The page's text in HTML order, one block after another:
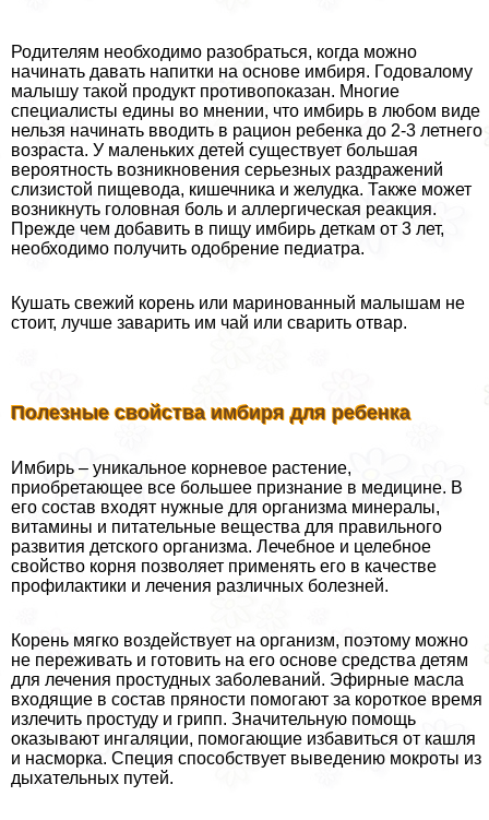
Родителям необходимо разобраться, когда можно
начинать давать напитки на основе имбиря. Годовалому
малышу такой продукт противопоказан. Многие
специалисты едины во мнении, что имбирь в любом виде
нельзя начинать вводить в рацион ребенка до 2-3 летнего
возраста. У маленьких детей существует большая
вероятность возникновения серьезных раздражений
слизистой пищевода, кишечника и желудка. Также может
возникнуть головная боль и аллергическая реакция.
Прежде чем добавить в пищу имбирь деткам от 3 лет,
необходимо получить одобрение педиатра.
Кушать свежий корень или маринованный малышам не
стоит, лучше заварить им чай или сварить отвар.
Полезные свойства имбиря для ребенка
Имбирь – уникальное корневое растение,
приобретающее все большее признание в медицине. В
его состав входят нужные для организма минералы,
витамины и питательные вещества для правильного
развития детского организма. Лечебное и целебное
свойство корня позволяет применять его в качестве
профилактики и лечения различных болезней.
Корень мягко воздействует на организм, поэтому можно
не переживать и готовить на его основе средства детям
для лечения простудных заболеваний. Эфирные масла
входящие в состав пряности помогают за короткое время
излечить простуду и грипп. Значительную помощь
оказывают ингаляции, помогающие избавиться от кашля
и насморка. Специя способствует выведению мокроты из
дыхательных путей.